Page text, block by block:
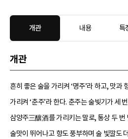
개관 내용 특
개관
흔히 좋은 술을 가리켜 ‘명주’라 하고, 맛과
가리켜 ‘춘주’라 한다. 춘주는 술빚기가 세
삼양주三釀酒를 가리키는 말로, 통상 두
술맛이 뛰어나고 향도 풍부하며 술 빛깔도